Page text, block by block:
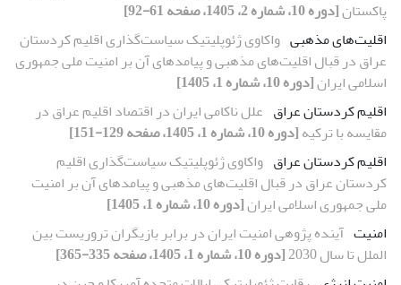
پاکستان[دوره 10، شماره 2، 1405، صفحه 61-92]
اقلیت‌های مذهبی واکاوی ژئوپلیتیک سیاست‌گذاری اقلیم کردستان
عراق در قبال اقلیت‌های مذهبی و پیامدهای آن بر امنیت ملی جمهوری
اسلامی ایران[دوره 10، شماره 1، 1405]
اقلیم کردستان عراق علل ناکامی ایران در اقتصاد اقلیم عراق در
مقایسه با ترکیه[دوره 10، شماره 1، 1405، صفحه 129-151]
اقلیم کردستان عراق واکاوی ژئوپلیتیک سیاست‌گذاری اقلیم
کردستان عراق در قبال اقلیت‌های مذهبی و پیامدهای آن بر امنیت
ملی جمهوری اسلامی ایران[دوره 10، شماره 1، 1405]
امنیت آینده پژوهی امنیت ایران در برابر بازیگران تروریست بین
الملل تا سال 2030
[دوره 10، شماره 1، 1405، صفحه 335-365]